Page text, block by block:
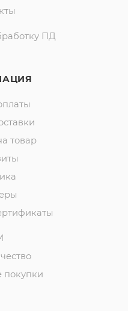
ПД
товар
покупки